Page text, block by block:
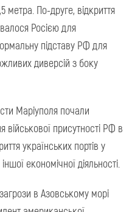
метра. По-друге, відкриття
Росією для
підставу РФ для
диверсій з боку
Маріуполя почали
військової присутності РФ в
українських портів у
економічної діяльності.
в Азовському морі